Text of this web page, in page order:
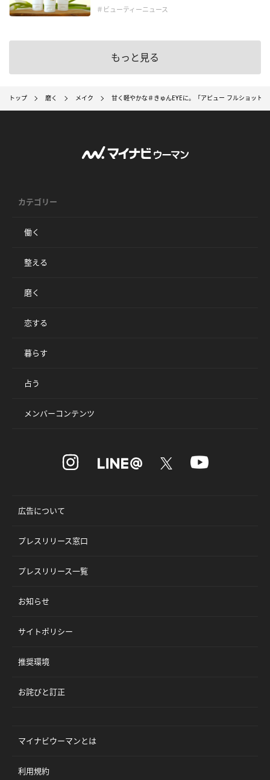
＃ビューティーニュース
もっと見る
トップ 磨く メイク 甘く軽やかな＃きゅんEYEに。「アピュー フルショット
カテゴリー
働く
整える
磨く
恋する
暮らす
占う
メンバーコンテンツ
広告について
プレスリリース窓口
プレスリリース一覧
お知らせ
サイトポリシー
推奨環境
お詫びと訂正
マイナビウーマンとは
利用規約